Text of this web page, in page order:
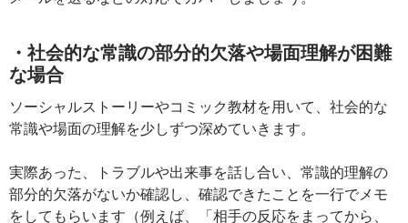
・社会的な常識の部分的欠落や場面理解が困難
な場合
ソーシャルストーリーやコミック教材を用いて、社会的な
常識や場面の理解を少しずつ深めていきます。
実際あった、トラブルや出来事を話し合い、常識的理解の
部分的欠落がないか確認し、確認できたことを一行でメモ
をしてもらいます（例えば、「相手の反応をまってから、